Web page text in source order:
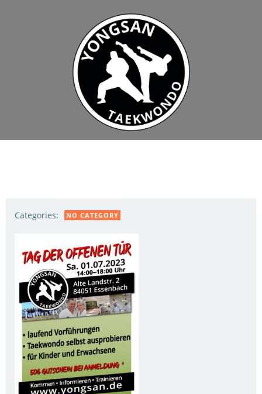
Categories: NO CATEGORY